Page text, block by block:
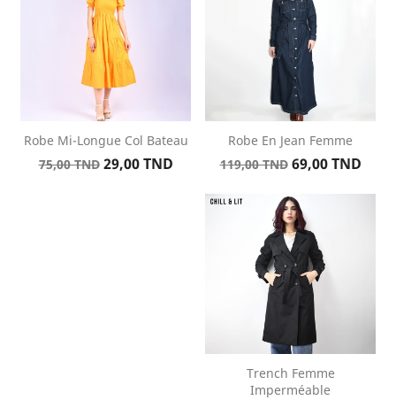
Robe Mi-Longue Col Bateau
Prix
75,00 TND Prix
29,00 TND
Robe En Jean Femme
Prix
base
119,00 TND Prix
69,00 TND
Trench Femme
Imperméable